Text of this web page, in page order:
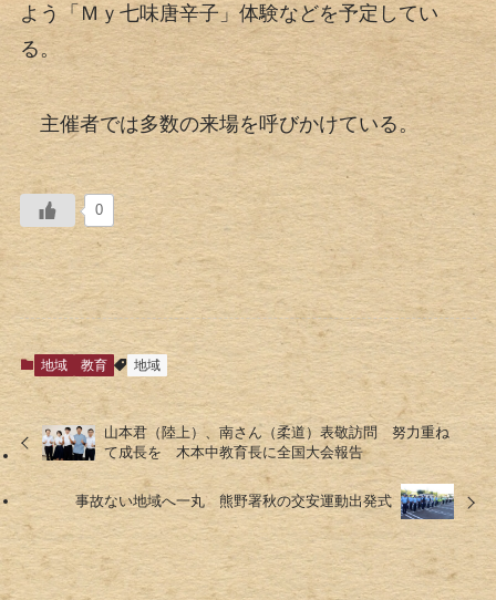
よう「Ｍｙ七味唐辛子」体験などを予定してい
る。
主催者では多数の来場を呼びかけている。
0
地域 教育 地域
山本君（陸上）、南さん（柔道）表敬訪問 努力重ね
て成長を 木本中教育長に全国大会報告
事故ない地域へ一丸 熊野署秋の交安運動出発式